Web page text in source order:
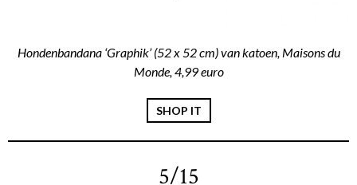
Hondenbandana ‘Graphik’ (52 x 52 cm) van katoen, Maisons du
Monde, 4,99 euro
SHOP IT
5/15